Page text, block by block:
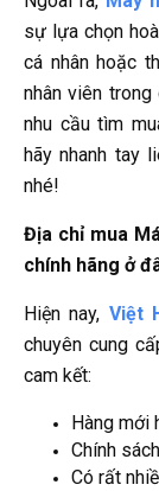
sự lựa chọn
cá nhân hoặc
nhân viên
nhu cầu tìm
hãy nhanh tay
nhé!
Địa chỉ mua
chính hãng ở
Hiện nay, Việt
chuyên cung
cam kết:
Hàng mới
Chính
Có rất